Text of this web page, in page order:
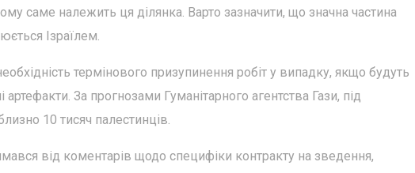
саме належить ця ділянка. Варто зазначити, що значна частина
Ізраїлем.
термінового призупинення робіт у випадку, якщо будуть
За прогнозами Гуманітарного агентства Гази, під
10 тисяч палестинців.
від коментарів щодо специфіки контракту на зведення,